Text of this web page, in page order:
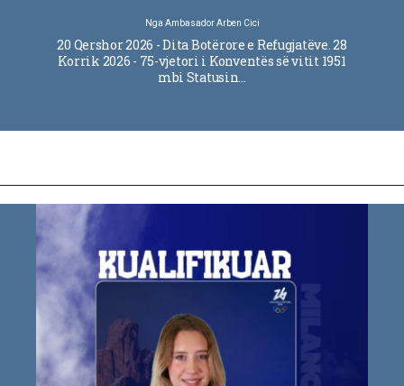
Nga Ambasador Arben Cici
20 Qershor 2026 - Dita Botërore e Refugjatëve. 28
Korrik 2026 - 75-vjetori i Konventës së vitit 1951
mbi Statusin…